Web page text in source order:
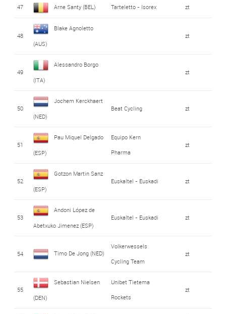
47 Arne Santy (BEL) Tarteletto - Isorex zt
48
Blake Agnoletto
(AUS)
zt
49
Alessandro Borgo
(ITA)
zt
50
Jochem Kerckhaert
(NED)
Beat Cycling zt
51
Pau Miquel Delgado
(ESP)
Equipo Kern
Pharma
zt
52
Gotzon Martin Sanz
(ESP)
Euskaltel - Euskadi zt
53
Andoni López de
Abetxuko Jimenez (ESP)
Euskaltel - Euskadi zt
54 Timo De Jong (NED)
Volkerwessels
Cycling Team
zt
55
Sebastian Nielsen
(DEN)
Unibet Tietema
Rockets
zt